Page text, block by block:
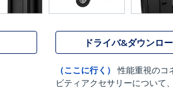
ドライバ&ダウンロ
（ここに行く）
性能重視のコ
ビティアクセサリーについて